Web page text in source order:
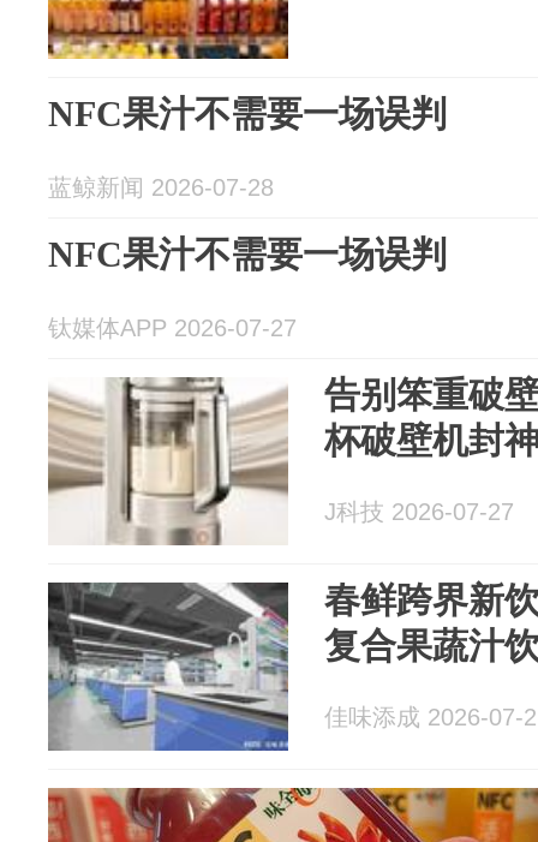
NFC果汁不需要一场误判
蓝鲸新闻 2026-07-28
NFC果汁不需要一场误判
钛媒体APP 2026-07-27
告别笨重破
杯破壁机封
J科技 2026-07-27
春鲜跨界新
复合果蔬汁
佳味添成 2026-07-